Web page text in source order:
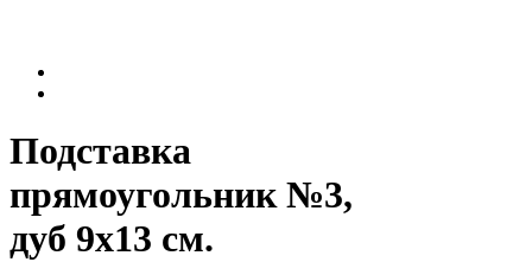
Подставка
прямоугольник №3,
дуб 9х13 см.